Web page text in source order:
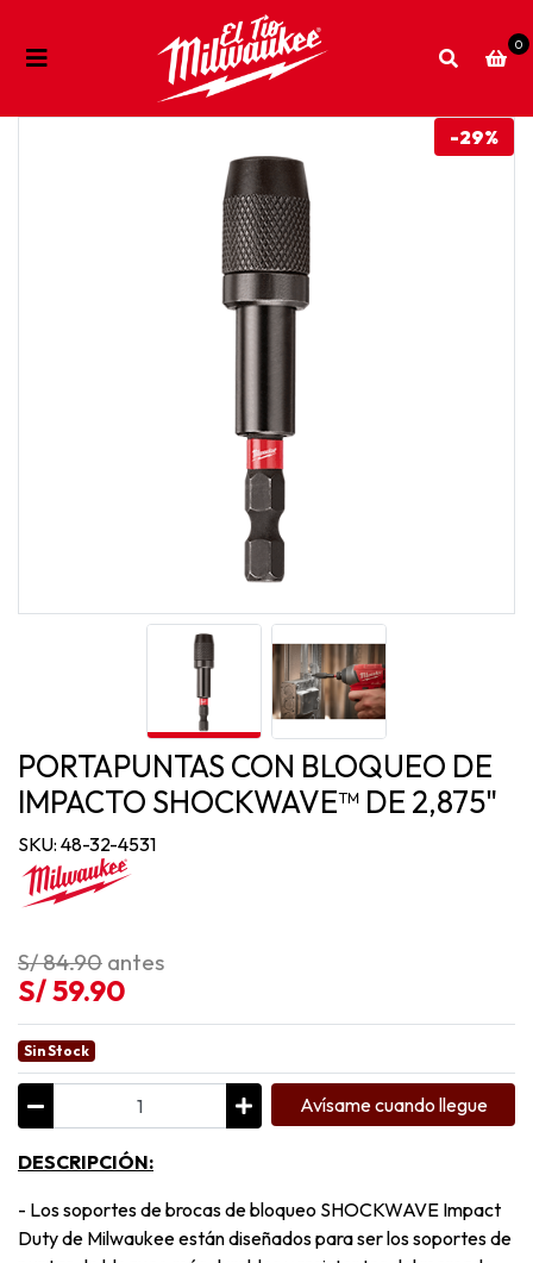
0
-29%
PORTAPUNTAS CON BLOQUEO DE
IMPACTO SHOCKWAVE™ DE 2,875"
SKU: 48-32-4531
S/ 84.90 antes
S/ 59.90
Sin Stock
Avísame cuando llegue
DESCRIPCIÓN:
- Los soportes de brocas de bloqueo SHOCKWAVE Impact
Duty de Milwaukee están diseñados para ser los soportes de